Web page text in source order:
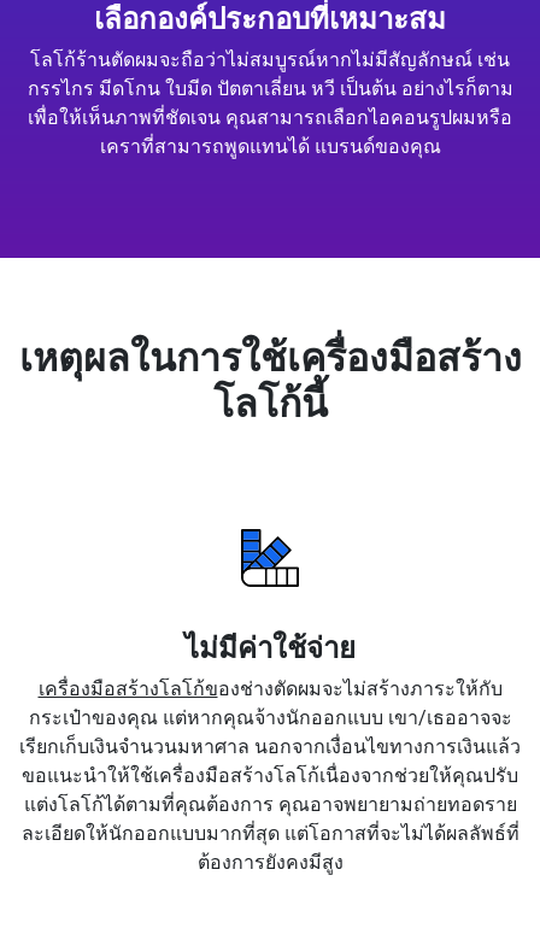
เลือกองค์ประกอบที่เหมาะสม
โลโก้ร้านตัดผมจะถือว่าไม่สมบูรณ์หากไม่มีสัญลักษณ์ เช่น
กรรไกร มีดโกน ใบมีด ปัตตาเลี่ยน หวี เป็นต้น อย่างไรก็ตาม
เพื่อให้เห็นภาพที่ชัดเจน คุณสามารถเลือกไอคอนรูปผมหรือ
เคราที่สามารถพูดแทนได้ แบรนด์ของคุณ
เหตุผลในการใช้เครื่องมือสร้าง
โลโก้นี้
ไม่มีค่าใช้จ่าย
เครื่องมือสร้างโลโก้ของช่างตัดผมจะไม่สร้างภาระให้กับ
กระเป๋าของคุณ แต่หากคุณจ้างนักออกแบบ เขา/เธออาจจะ
เรียกเก็บเงินจำนวนมหาศาล นอกจากเงื่อนไขทางการเงินแล้ว
ขอแนะนำให้ใช้เครื่องมือสร้างโลโก้เนื่องจากช่วยให้คุณปรับ
แต่งโลโก้ได้ตามที่คุณต้องการ คุณอาจพยายามถ่ายทอดราย
ละเอียดให้นักออกแบบมากที่สุด แต่โอกาสที่จะไม่ได้ผลลัพธ์ที่
ต้องการยังคงมีสูง